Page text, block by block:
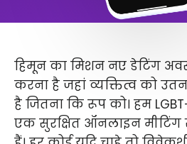
हिमून का मिशन नए डेटिंग
करना है जहां व्यक्तित्व को
है जितना कि रूप को। हम
एक सुरक्षित ऑनलाइन मीटिंग